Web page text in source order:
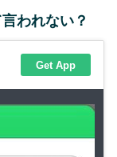
われない？